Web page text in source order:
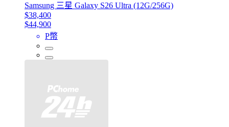
Samsung 三星 Galaxy S26 Ultra (12G/256G)
$38,400
$44,900
P幣